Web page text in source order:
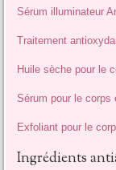
Sérum illuminateur
Traitement
Huile sèche pour le
Sérum pour le corps
Exfoliant pour le
Ingrédients